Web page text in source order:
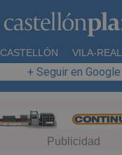
CASTELLÓN VILA-REAL
+ Seguir en Google